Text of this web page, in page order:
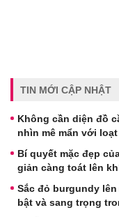
TIN MỚI CẬP NHẬT
Không cần diện đồ
nhìn mê mẩn với
Bí quyết mặc đẹp
giản càng toát lên
Sắc đỏ burgundy
bật và sang trọng